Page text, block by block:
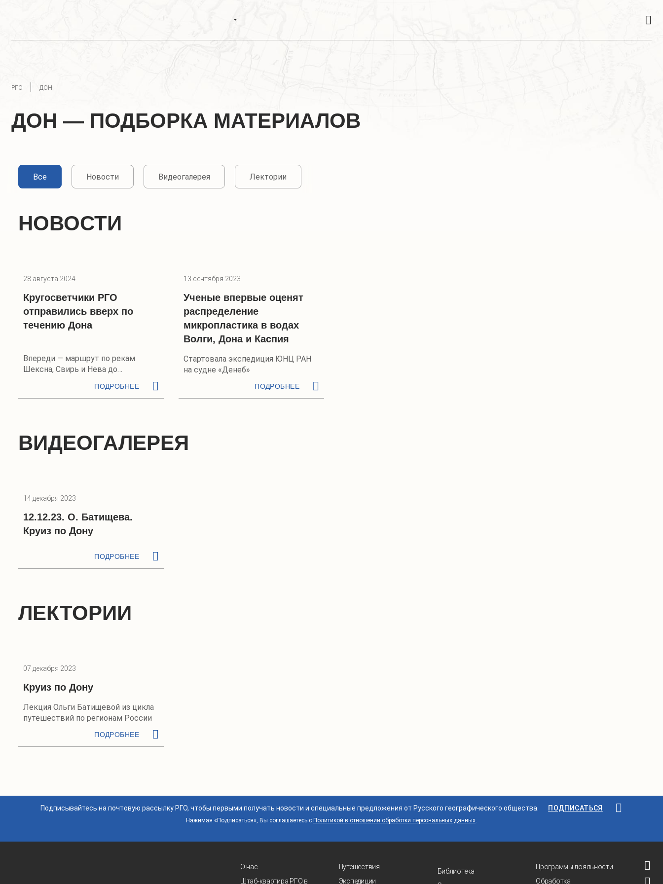
РГО ДОН
ДОН — ПОДБОРКА МАТЕРИАЛОВ
Все Новости Видеогалерея Лектории
НОВОСТИ
28 августа 2024
Кругосветчики РГО
отправились вверх по
течению Дона
Впереди — маршрут по рекам
Шексна, Свирь и Нева до
ПОДРОБНЕЕ
13 сентября 2023
Ученые впервые оценят
распределение
микропластика в водах
Волги, Дона и Каспия
Стартовала экспедиция ЮНЦ РАН
на судне «Денеб»
ПОДРОБНЕЕ
ВИДЕОГАЛЕРЕЯ
14 декабря 2023
12.12.23. О. Батищева.
Круиз по Дону
ПОДРОБНЕЕ
ЛЕКТОРИИ
07 декабря 2023
Круиз по Дону
Лекция Ольги Батищевой из цикла
путешествий по регионам России
ПОДРОБНЕЕ
Подписывайтесь на почтовую рассылку РГО, чтобы первыми получать новости и специальные предложения от Русского географического общества. ПОДПИСАТЬСЯ
Нажимая «Подписаться», Вы соглашаетесь с Политикой в отношении обработки персональных данных.
О нас
Штаб-квартира РГО в
Путешествия
Экспедиции
Библиотека
Программы лояльности
Обработка